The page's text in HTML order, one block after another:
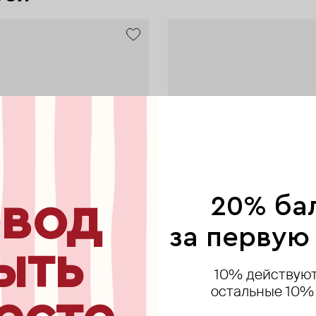
20%
за первую
10%
остальные